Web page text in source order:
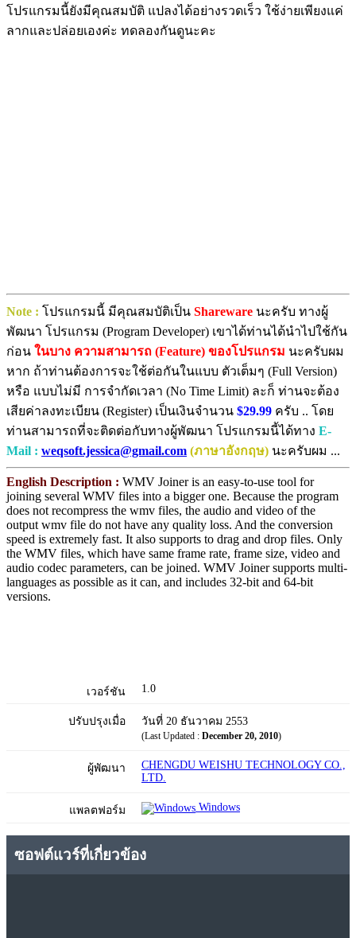
โปรแกรมนี้ยังมีคุณสมบัติ แปลงได้อย่างรวดเร็ว ใช้ง่ายเพียงแค่
ลากและปล่อยเองค่ะ ทดลองกันดูนะคะ
Note : โปรแกรมนี้ มีคุณสมบัติเป็น Shareware นะครับ ทางผู้
พัฒนา โปรแกรม (Program Developer) เขาได้ท่านได้นำไปใช้กัน
ก่อน ในบาง ความสามารถ (Feature) ของโปรแกรม นะครับผม
หาก ถ้าท่านต้องการจะใช้ต่อกันในแบบ ตัวเต็มๆ (Full Version)
หรือ แบบไม่มี การจำกัดเวลา (No Time Limit) ละก็ ท่านจะต้อง
เสียค่าลงทะเบียน (Register) เป็นเงินจำนวน $29.99 ครับ .. โดย
ท่านสามารถที่จะติดต่อกับทางผู้พัฒนา โปรแกรมนี้ได้ทาง E-
Mail : weqsoft.jessica@gmail.com (ภาษาอังกฤษ) นะครับผม ...
English Description : WMV Joiner is an easy-to-use tool for
joining several WMV files into a bigger one. Because the program
does not recompress the wmv files, the audio and video of the
output wmv file do not have any quality loss. And the conversion
speed is extremely fast. It also supports to drag and drop files. Only
the WMV files, which have same frame rate, frame size, video and
audio codec parameters, can be joined. WMV Joiner supports multi-
languages as possible as it can, and includes 32-bit and 64-bit
versions.
เวอร์ชัน 1.0
ปรับปรุงเมื่อ วันที่ 20 ธันวาคม 2553
(Last Updated : December 20, 2010)
ผู้พัฒนา
CHENGDU WEISHU TECHNOLOGY CO.,
LTD.
แพลตฟอร์ม Windows
ซอฟต์แวร์ที่เกี่ยวข้อง